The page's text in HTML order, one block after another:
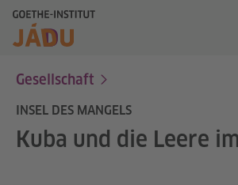
Gesellschaft
INSEL DES MANGELS
Kuba und die Leere